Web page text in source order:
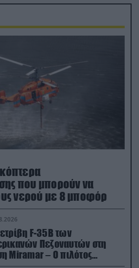
που μπορούν να
νερού με 8 μποφόρ
F-35B των
Πεζοναυτών στη
Miramar – Ο πιλότος